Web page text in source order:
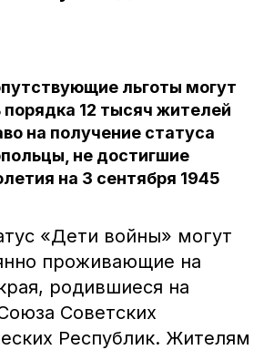
льготы могут
порядка 12 тысяч жителей
на получение статуса
не достигшие
на 3 сентября 1945
«Дети войны» могут
проживающие на
родившиеся на
Советских
Республик. Жителям